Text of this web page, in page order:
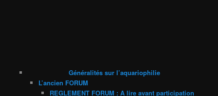
Généralités sur l’aquariophilie
L’ancien FORUM
REGLEMENT FORUM : A lire avant participation